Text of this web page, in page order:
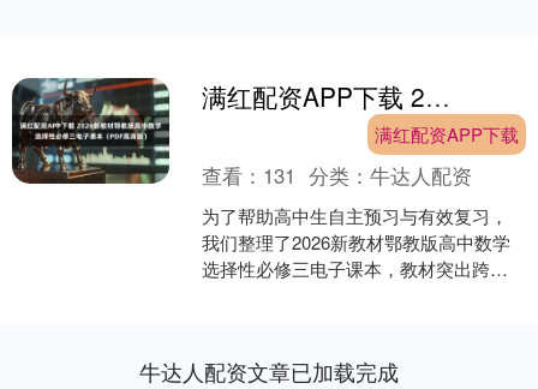
满红配资APP下载 2026新教材鄂教版高中数学选择性必修三电子课本（PDF高清版）
满红配资APP下载
查看： 131 分类：牛达人配资
为了帮助高中生自主预习与有效复习，
我们整理了2026新教材鄂教版高中数学
选择性必修三电子课本，教材突出跨学
牛达人配资文章已加载完成